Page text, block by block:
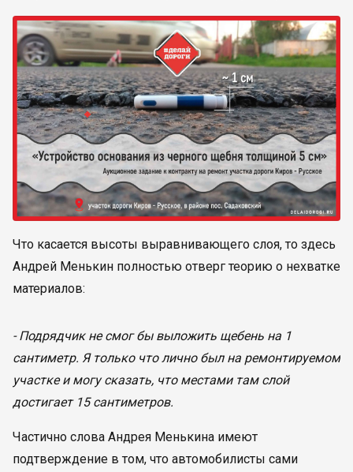
Что касается высоты выравнивающего слоя, то здесь
Андрей Менькин полностью отверг теорию о нехватке
материалов:
- Подрядчик не смог бы выложить щебень на 1
сантиметр. Я только что лично был на ремонтируемом
участке и могу сказать, что местами там слой
достигает 15 сантиметров.
Частично слова Андрея Менькина имеют
подтверждение в том, что автомобилисты сами